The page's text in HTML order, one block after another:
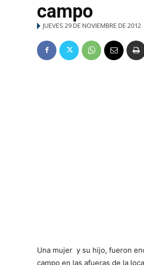
campo
JUEVES 29 DE NOVIEMBRE DE 2012
Una mujer y su hijo, fueron
campo en las afueras de la